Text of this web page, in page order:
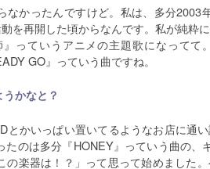
なかったんですけど。私は、多分2003
を再開した頃からなんです。私が純粋
っていうアニメの主題歌になってて
GO』っていう曲ですね。
かなと？
とかいっぱい置いてるようなお店に通
たのは多分『HONEY』っていう曲の、
の楽器は！？」って思って始めました